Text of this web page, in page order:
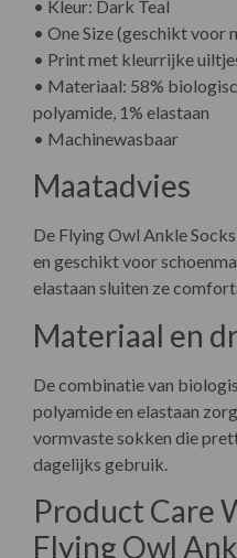
• Kleur: Dark Teal
• One Size (geschikt voor
• Print met kleurrijke
• Materiaal: 58%
polyamide, 1% elastaan
• Machinewasbaar
Maatadvies
De Flying Owl Ankle
en geschikt voor
elastaan sluiten ze
Materiaal en
De combinatie van
polyamide en elastaan
vormvaste sokken die
dagelijks gebruik.
Product Care
Flying Owl